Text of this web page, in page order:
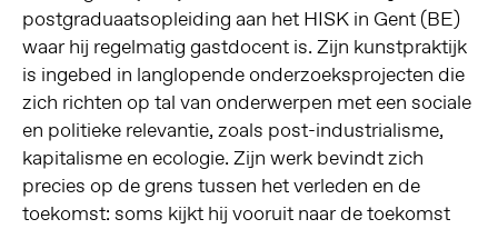
postgraduaatsopleiding aan het HISK in Gent (BE)
waar hij regelmatig gastdocent is. Zijn kunstpraktijk
is ingebed in langlopende onderzoeksprojecten die
zich richten op tal van onderwerpen met een sociale
en politieke relevantie, zoals post-industrialisme,
kapitalisme en ecologie. Zijn werk bevindt zich
precies op de grens tussen het verleden en de
toekomst: soms kijkt hij vooruit naar de toekomst